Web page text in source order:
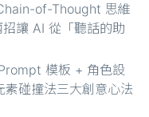
of-Thought 思維
讓 AI 從「聽話的助
模板 + 角色設
碰撞法三大創意心法